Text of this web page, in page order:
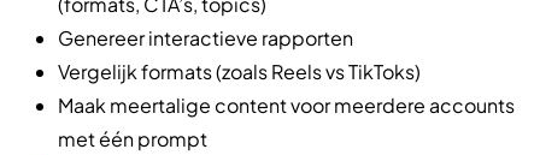
Genereer interactieve rapporten
Vergelijk formats (zoals Reels vs TikToks)
Maak meertalige content voor meerdere accounts
met één prompt